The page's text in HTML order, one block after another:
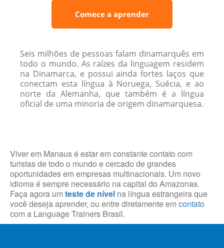
Comece a aprender
Seis milhões de pessoas falam dinamarquês em
todo o mundo. As raízes da linguagem residem
na Dinamarca, e possui ainda fortes laços que
conectam esta língua à Noruega, Suécia, e ao
norte da Alemanha, que também é a língua
oficial de uma minoria de origem dinamarquesa.
Viver em Manaus é estar em constante contato com
turistas de todo o mundo e cercado de grandes
oportunidades em empresas multinacionais. Um novo
idioma é sempre necessário na capital do Amazonas.
Faça agora um teste de nível na língua estrangeira que
você deseja aprender, ou entre diretamente em contato
com a Language Trainers Brasil.